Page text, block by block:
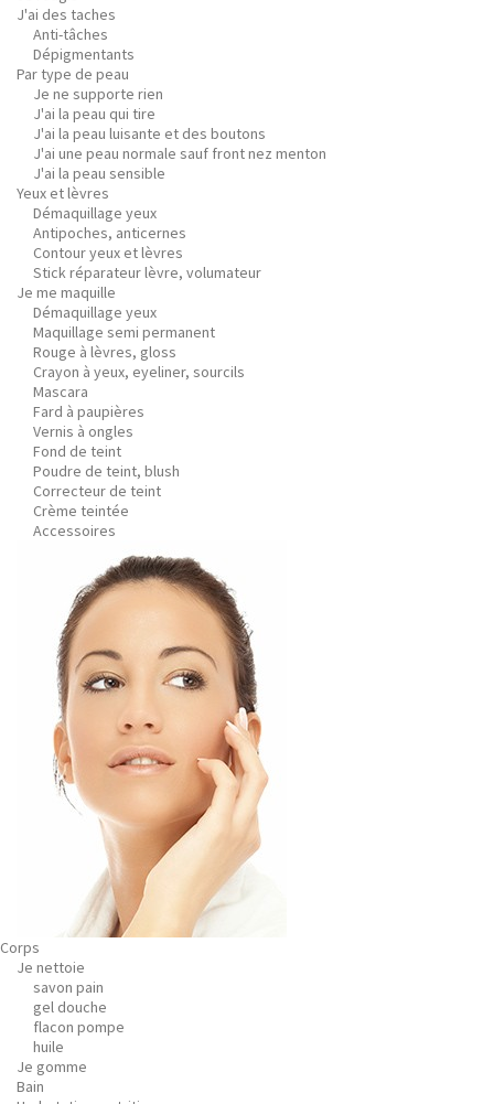
J'ai des taches
Anti-tâches
Dépigmentants
Par type de peau
Je ne supporte rien
J'ai la peau qui tire
J'ai la peau luisante et des boutons
J'ai une peau normale sauf front nez menton
J'ai la peau sensible
Yeux et lèvres
Démaquillage yeux
Antipoches, anticernes
Contour yeux et lèvres
Stick réparateur lèvre, volumateur
Je me maquille
Démaquillage yeux
Maquillage semi permanent
Rouge à lèvres, gloss
Crayon à yeux, eyeliner, sourcils
Mascara
Fard à paupières
Vernis à ongles
Fond de teint
Poudre de teint, blush
Correcteur de teint
Crème teintée
Accessoires
Corps
Je nettoie
savon pain
gel douche
flacon pompe
huile
Je gomme
Bain